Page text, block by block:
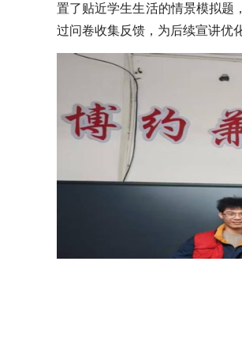
置了贴近学生生活的情景模拟题
过问卷收集反馈，为后续宣讲优